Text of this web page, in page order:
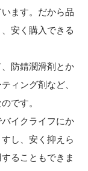
ます。だから品
安く購入できる
防錆潤滑剤とか
ィング剤など、
です。
イクライフにか
し、安く抑えら
ることもできま